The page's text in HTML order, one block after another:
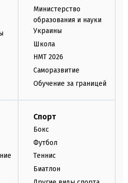
Министерство
образования и науки
Украины
Школа
НМТ 2026
Саморазвитие
Обучение за границей
Спорт
Бокс
Футбол
Теннис
Биатлон